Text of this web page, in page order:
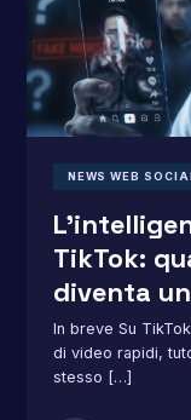
NEWS WEB
TikTok:
diventa
In breve Su
di video rapidi,
stesso […]